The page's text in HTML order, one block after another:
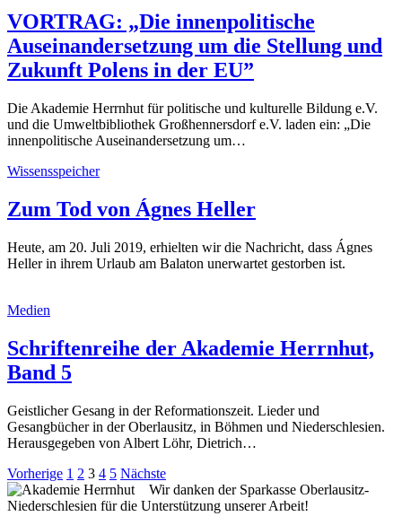
VORTRAG: „Die innenpolitische
Auseinandersetzung um die Stellung und
Zukunft Polens in der EU”
Die Akademie Herrnhut für politische und kulturelle Bildung e.V.
und die Umweltbibliothek Großhennersdorf e.V. laden ein: „Die
innenpolitische Auseinandersetzung um…
Wissensspeicher
Zum Tod von Ágnes Heller
Heute, am 20. Juli 2019, erhielten wir die Nachricht, dass Ágnes
Heller in ihrem Urlaub am Balaton unerwartet gestorben ist.
Medien
Schriftenreihe der Akademie Herrnhut,
Band 5
Geistlicher Gesang in der Reformationszeit. Lieder und
Gesangbücher in der Oberlausitz, in Böhmen und Niederschlesien.
Herausgegeben von Albert Löhr, Dietrich…
Seitennummerierung
der
Vorherige 1 2 3 4 5 Nächste
Wir danken der Sparkasse Oberlausitz-
Niederschlesien für die Unterstützung unserer Arbeit!